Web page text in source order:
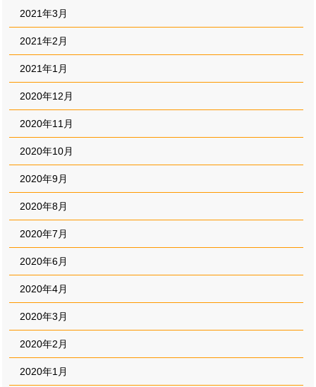
2021年3月
2021年2月
2021年1月
2020年12月
2020年11月
2020年10月
2020年9月
2020年8月
2020年7月
2020年6月
2020年4月
2020年3月
2020年2月
2020年1月